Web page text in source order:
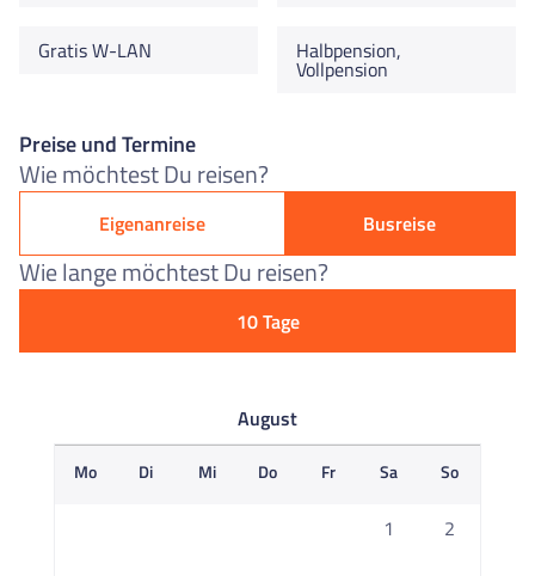
Gratis W-LAN Halbpension,
Vollpension
Preise und Termine
Wie möchtest Du reisen?
Eigenanreise Busreise
Wie lange möchtest Du reisen?
10 Tage
August
Mo Di Mi Do Fr Sa So
1 2